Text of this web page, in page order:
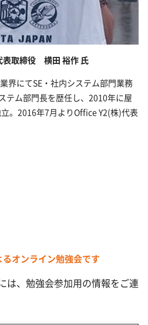
表取締役 横田 裕作 氏
界にてSE・社内システム部門業務
テム部門長を歴任し、2010年に屋
。2016年7月よりOffice Y2(株)代表
オンライン勉強会です
は、勉強会参加用の情報をご連